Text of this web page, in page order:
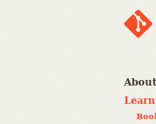
About
Learn